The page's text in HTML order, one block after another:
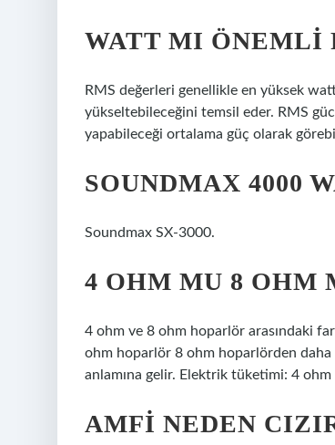
WATT MI ÖNEMLI
RMS değerleri genellikle en yüksek
yükseltebileceğini temsil eder. RMS
yapabileceği ortalama güç olarak
SOUNDMAX 4000
Soundmax SX-3000.
4 OHM MU 8 OHM
4 ohm ve 8 ohm hoparlör arasındaki
ohm hoparlör 8 ohm hoparlörden daha
anlamına gelir. Elektrik tüketimi: 4
AMFI NEDEN